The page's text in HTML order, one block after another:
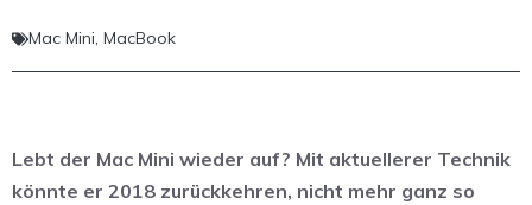
Mac Mini, MacBook
Lebt der Mac Mini wieder auf? Mit aktuellerer Technik
könnte er 2018 zurückkehren, nicht mehr ganz so